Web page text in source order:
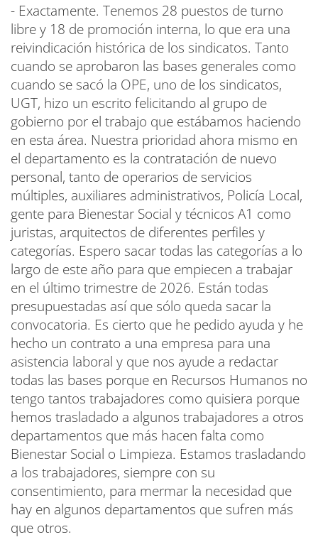
- Exactamente. Tenemos 28 puestos de turno
libre y 18 de promoción interna, lo que era una
reivindicación histórica de los sindicatos. Tanto
cuando se aprobaron las bases generales como
cuando se sacó la OPE, uno de los sindicatos,
UGT, hizo un escrito felicitando al grupo de
gobierno por el trabajo que estábamos haciendo
en esta área. Nuestra prioridad ahora mismo en
el departamento es la contratación de nuevo
personal, tanto de operarios de servicios
múltiples, auxiliares administrativos, Policía Local,
gente para Bienestar Social y técnicos A1 como
juristas, arquitectos de diferentes perfiles y
categorías. Espero sacar todas las categorías a lo
largo de este año para que empiecen a trabajar
en el último trimestre de 2026. Están todas
presupuestadas así que sólo queda sacar la
convocatoria. Es cierto que he pedido ayuda y he
hecho un contrato a una empresa para una
asistencia laboral y que nos ayude a redactar
todas las bases porque en Recursos Humanos no
tengo tantos trabajadores como quisiera porque
hemos trasladado a algunos trabajadores a otros
departamentos que más hacen falta como
Bienestar Social o Limpieza. Estamos trasladando
a los trabajadores, siempre con su
consentimiento, para mermar la necesidad que
hay en algunos departamentos que sufren más
que otros.